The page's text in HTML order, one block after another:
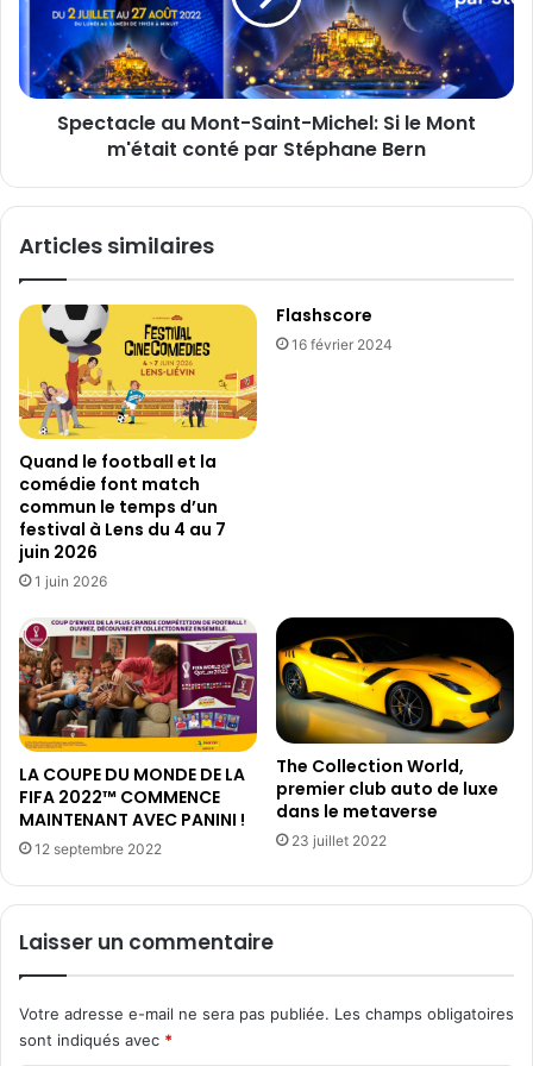
E
:
g
e
e
c
l
n
c
h
é
e
a
r
M
a
r
v
e
l
?
c
e
t
a
t
-
i
c
h
e
l
S
i
l
e
M
o
n
t
m
'
i
t
o
n
Spectacle au Mont-Saint-Michel: Si le Mont
m'était conté par Stéphane Bern
Articles similaires
Quand le football et la
comédie font match
commun le temps d’un
festival à Lens du 4 au 7
juin 2026
1 juin 2026
Flashscore
16 février 2024
LA COUPE DU MONDE DE LA
FIFA 2022™ COMMENCE
MAINTENANT AVEC PANINI !
12 septembre 2022
The Collection World,
premier club auto de luxe
dans le metaverse
23 juillet 2022
Laisser un commentaire
Votre adresse e-mail ne sera pas publiée. Les champs obligatoires
sont indiqués avec *